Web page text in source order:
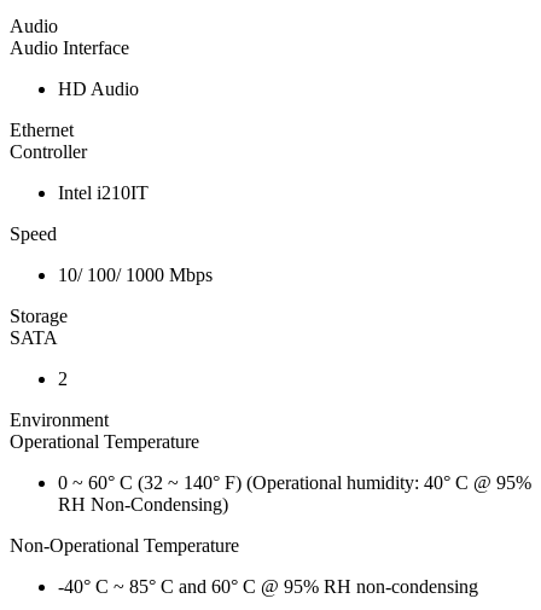
Audio
Audio Interface
HD Audio
Ethernet
Controller
Intel i210IT
Speed
10/ 100/ 1000 Mbps
Storage
SATA
2
Environment
Operational Temperature
0 ~ 60° C (32 ~ 140° F) (Operational humidity: 40° C @ 95%
RH Non-Condensing)
Non-Operational Temperature
-40° C ~ 85° C and 60° C @ 95% RH non-condensing